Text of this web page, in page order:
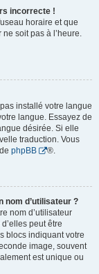
incorrecte !
horaire et que
soit pas à l’heure.
installé votre langue
langue. Essayez de
désirée. Si elle
traduction. Vous
phpBB ®.
nom d’utilisateur ?
nom d’utilisateur
peut être
blocs indiquant votre
image, souvent
est unique ou